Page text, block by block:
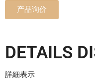
产品询价
DETAILS
詳細表示